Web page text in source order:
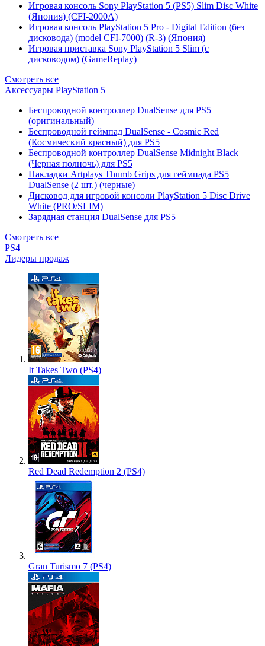
Игровая консоль Sony PlayStation 5 (PS5) Slim Disc White
(Япония) (CFI-2000A)
Игровая консоль PlayStation 5 Pro - Digital Edition (без
дисковода) (model CFI-7000) (R-3) (Япония)
Игровая приставка Sony PlayStation 5 Slim (с
дисководом) (GameReplay)
Смотреть все
Аксессуары PlayStation 5
Беспроводной контроллер DualSense для PS5
(оригинальный)
Беспроводной геймпад DualSense - Cosmic Red
(Космический красный) для PS5
Беспроводной контроллер DualSense Midnight Black
(Черная полночь) для PS5
Накладки Artplays Thumb Grips для геймпада PS5
DualSense (2 шт.) (черные)
Дисковод для игровой консоли PlayStation 5 Disc Drive
White (PRO/SLIM)
Зарядная станция DualSense для PS5
Смотреть все
PS4
Лидеры продаж
It Takes Two (PS4)
Red Dead Redemption 2 (PS4)
Gran Turismo 7 (PS4)